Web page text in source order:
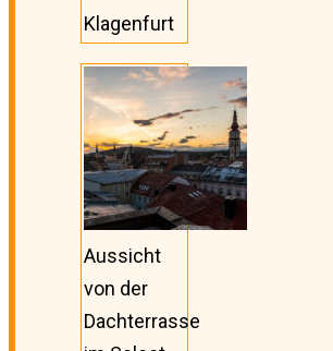
Klagenfurt
Aussicht
von der
Dachterrasse